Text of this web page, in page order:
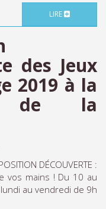
LIRE
des Jeux
2019 à la
de la
DÉCOUVERTE :
vos mains ! Du 10 au
au vendredi de 9h